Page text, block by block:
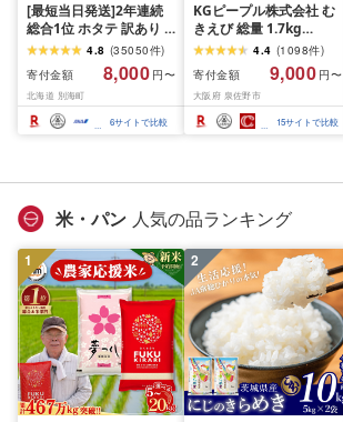
[最短当日発送]2年連続
総合1位 ホタテ 訳あり (
ふるさと納税 ほたて ふ
るさと納税 訳あり 帆立
ふるさと わけあり ホタ
テ貝柱 貝 人気 不揃い 刺
身 規格外 魚介 ランキン
グ 海鮮 冷凍 発送時期が
グ対象)
4.8 (35050件)
寄付金額
8,000 円〜
北海道 別海町
6サイトで比較
KGピープル株式会社 む
きえび 総量 1.7kg
(850g×2P) 特大 5Lサイ
ズ バナメイエビ バラ凍
結 下処理不要 サイズ不
揃い 訳あり
4.4 (1098件)
寄付金額
9,000 円〜
大阪府 泉佐野市
15サイトで比較
米・パン 人気の品ランキング
1 2